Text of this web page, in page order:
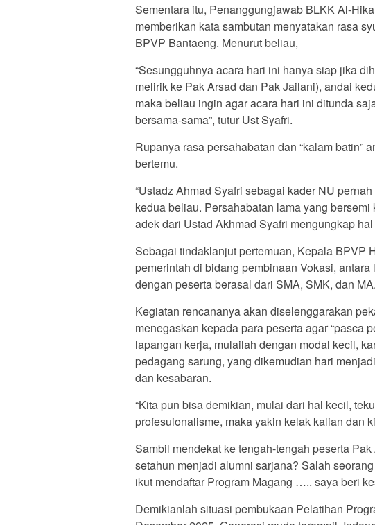
Sementara itu, Penanggungjawab BLKK Al-
memberikan kata sambutan menyatakan rasa
BPVP Bantaeng. Menurut beliau,
“Sesungguhnya acara hari ini hanya siap jika
melirik ke Pak Arsad dan Pak Jailani), andai
maka beliau ingin agar acara hari ini ditunda
bersama-sama”, tutur Ust Syafri.
Rupanya rasa persahabatan dan “kalam batin”
bertemu.
“Ustadz Ahmad Syafri sebagai kader NU
kedua beliau. Persahabatan lama yang
adek dari Ustad Akhmad Syafri mengungkap hal
Sebagai tindaklanjut pertemuan, Kepala BPVP
pemerintah di bidang pembinaan Vokasi, antara
dengan peserta berasal dari SMA, SMK, dan MA.
Kegiatan rencananya akan diselenggarakan
menegaskan kepada para peserta agar “pasca
lapangan kerja, mulailah dengan modal kecil,
pedagang sarung, yang dikemudian hari
dan kesabaran.
“Kita pun bisa demikian, mulai dari hal kecil,
profesuionalisme, maka yakin kelak kalian dan
Sambil mendekat ke tengah-tengah peserta
setahun menjadi alumni sarjana? Salah
ikut mendaftar Program Magang ….. saya beri
Demikianlah situasi pembukaan Pelatihan